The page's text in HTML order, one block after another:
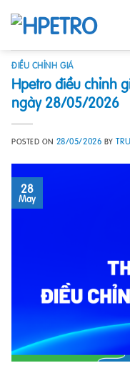
content
ĐIỀU CHỈNH GIÁ
Hpetro điều chỉnh
ngày 28/05/2026
POSTED ON 28/05/2026 BY
28
May